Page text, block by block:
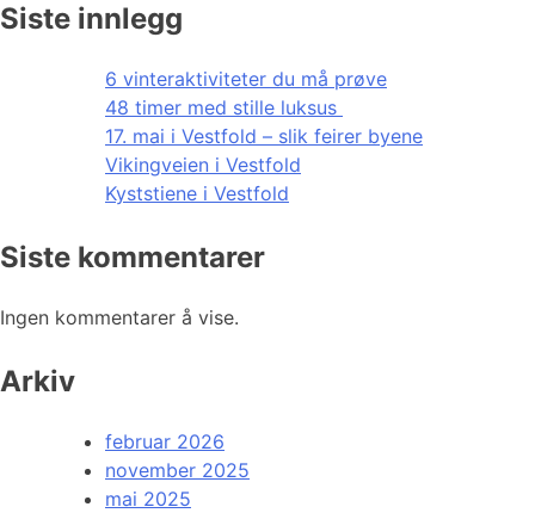
Siste innlegg
6 vinteraktiviteter du må prøve
48 timer med stille luksus
17. mai i Vestfold – slik feirer byene
Vikingveien i Vestfold
Kyststiene i Vestfold
Siste kommentarer
Ingen kommentarer å vise.
Arkiv
februar 2026
november 2025
mai 2025